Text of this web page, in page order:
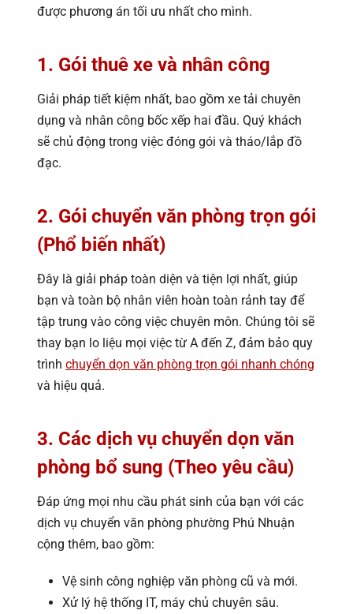
được phương án tối ưu nhất cho mình.
1. Gói thuê xe và nhân công
Giải pháp tiết kiệm nhất, bao gồm xe tải chuyên
dụng và nhân công bốc xếp hai đầu. Quý khách
sẽ chủ động trong việc đóng gói và tháo/lắp đồ
đạc.
2. Gói chuyển văn phòng trọn gói
(Phổ biến nhất)
Đây là giải pháp toàn diện và tiện lợi nhất, giúp
bạn và toàn bộ nhân viên hoàn toàn rảnh tay để
tập trung vào công việc chuyên môn. Chúng tôi sẽ
thay bạn lo liệu mọi việc từ A đến Z, đảm bảo quy
trình chuyển dọn văn phòng trọn gói nhanh chóng
và hiệu quả.
3. Các dịch vụ chuyển dọn văn
phòng bổ sung (Theo yêu cầu)
Đáp ứng mọi nhu cầu phát sinh của bạn với các
dịch vụ chuyển văn phòng phường Phú Nhuận
cộng thêm, bao gồm:
Vệ sinh công nghiệp văn phòng cũ và mới.
Xử lý hệ thống IT, máy chủ chuyên sâu.